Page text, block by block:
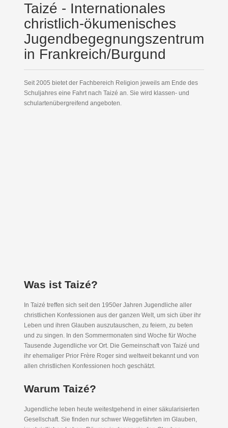
Taizé - Internationales
christlich-ökumenisches
Jugendbegegnungszentrum
in Frankreich/Burgund
Seit 2005 bietet der Fachbereich Religion jeweils am Ende des
Schuljahres eine Fahrt nach Taizé an. Sie wird klassen- und
schulartenübergreifend angeboten.
Was ist Taizé?
In Taizé treffen sich seit den 1950er Jahren Jugendliche aller
christlichen Konfessionen aus der ganzen Welt, um sich über ihr
Leben und ihren Glauben auszutauschen, zu feiern, zu beten
und zu singen. In den Sommermonaten sind Woche für Woche
Tausende Jugendliche vor Ort. Die Gemeinschaft von Taizé und
ihr ehemaliger Prior Frère Roger sind weltweit bekannt und von
allen christlichen Konfessionen hoch geschätzt.
Warum Taizé?
Jugendliche leben heute weitestgehend in einer säkularisierten
Gesellschaft. Sie finden nur schwer Weggefährten im Glauben,